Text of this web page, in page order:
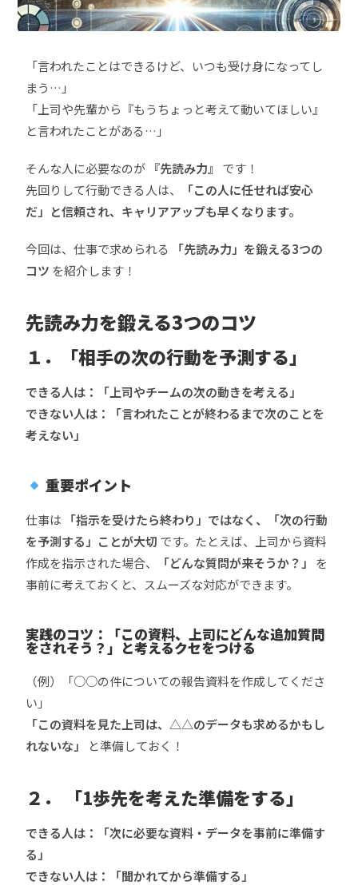
「言われたことはできるけど、いつも受け身になってし
まう…」
「上司や先輩から『もうちょっと考えて動いてほしい』
と言われたことがある…」
そんな人に必要なのが 『先読み力』
です！
先回りして行動できる人は、
「この人に任せれば安心
だ」と信頼され、キャリアアップも早くなります。
今回は、仕事で求められる
「先読み力」を鍛える3つの
コツ を紹介します！
先読み力を鍛える3つのコツ
１．「相手の次の行動を予測する」
できる人は：「上司やチームの次の動きを考える」
できない人は：「言われたことが終わるまで次のことを
考えない」
重要ポイント
仕事は
「指示を受けたら終わり」ではなく、「次の行動
を予測する」ことが大切 です。たとえば、上司から資料
作成を指示された場合、
「どんな質問が来そうか？」
を
事前に考えておくと、スムーズな対応ができます。
実践のコツ：「この資料、上司にどんな追加質問
をされそう？」と考えるクセをつける
（例）「○○の件についての報告資料を作成してくださ
い」
「この資料を見た上司は、△△のデータも求めるかもし
れないな」
と準備しておく！
２． 「1歩先を考えた準備をする」
できる人は：「次に必要な資料・データを事前に準備す
る」
できない人は：「聞かれてから準備する」